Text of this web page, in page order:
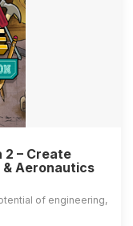
– Create
Aeronautics
of engineering,